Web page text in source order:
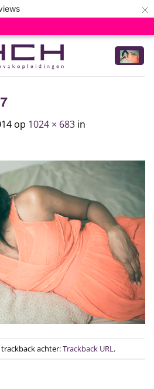
×
op 1024 × 683 in
achter:Trackback URL .